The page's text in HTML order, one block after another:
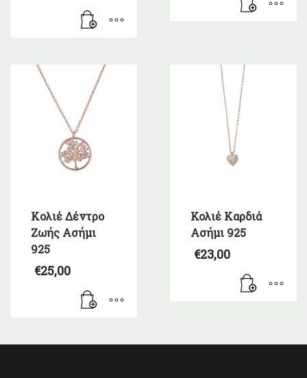
Kολιέ Δέντρο
Ζωής Ασήμι
925
€25,00
Κολιέ Καρδιά
Ασήμι 925
€23,00